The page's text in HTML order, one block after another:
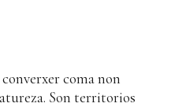
coma non
Son territorios